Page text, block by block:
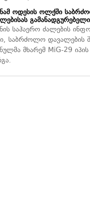
ოდესის ოლქში
საჰაერო ძალების
საბრძოლო დავალების
მხარემ MiG-29